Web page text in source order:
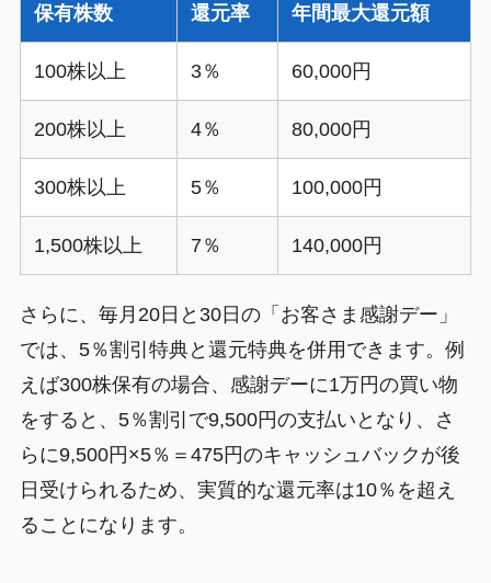
保有株数 還元率 年間最大還元額
100株以上 3％ 60,000円
200株以上 4％ 80,000円
300株以上 5％ 100,000円
1,500株以上 7％ 140,000円
さらに、毎月20日と30日の「お客さま感謝デー」
では、5％割引特典と還元特典を併用できます。例
えば300株保有の場合、感謝デーに1万円の買い物
をすると、5％割引で9,500円の支払いとなり、さ
らに9,500円×5％＝475円のキャッシュバックが後
日受けられるため、実質的な還元率は10％を超え
ることになります。